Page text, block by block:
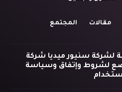
مقالات المجتمع
لشركة سنيور ميديا شركة
لشروط وإتفاق وسياسة